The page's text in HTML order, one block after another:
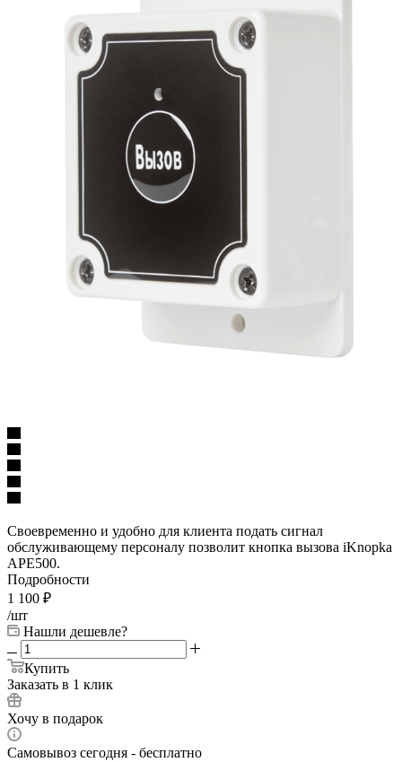
Своевременно и удобно для клиента подать сигнал
обслуживающему персоналу позволит кнопка вызова iKnopka
APE500.
Подробности
1 100 ₽
/шт
Нашли дешевле?
Купить
Заказать в 1 клик
Хочу в подарок
Самовывоз сегодня - бесплатно